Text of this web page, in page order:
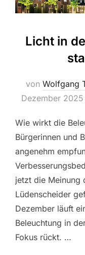
Licht in
von Wolfgang
Dezember 2025
Wie wirkt die
Bürgerinnen und
angenehm
jetzt die Meinung
Lüdenscheider
Dezember läuft
Beleuchtung in
Fokus rückt. …